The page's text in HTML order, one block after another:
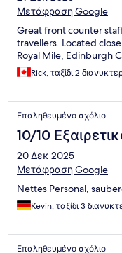
Μετάφραση Google
Great front counter
travellers. Located
Royal Mile, Edinburgh
Rick, ταξίδι 2
Επαληθευμένο σχόλιο
10/10
20 Δεκ 2025
Μετάφραση Google
Nettes Personal,
Kevin, ταξίδι 3
Επαληθευμένο σχόλιο